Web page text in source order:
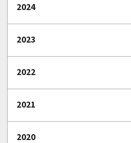
2024
2023
2022
2021
2020